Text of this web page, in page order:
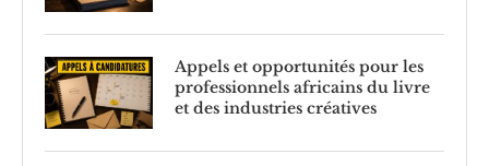
Appels et opportunités pour les
professionnels africains du livre
et des industries créatives